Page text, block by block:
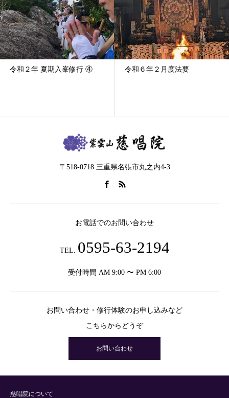
令和６年２月度法要 水子供養
〒518-0718 三重県名張市丸之内4-3
お電話でのお問い合わせ
TEL. 0595-63-2194
受付時間 AM 9:00 〜 PM 6:00
お問い合わせ・修行体験のお申し込みなど
こちらからどうぞ
お問い合わせ
慈唱院について